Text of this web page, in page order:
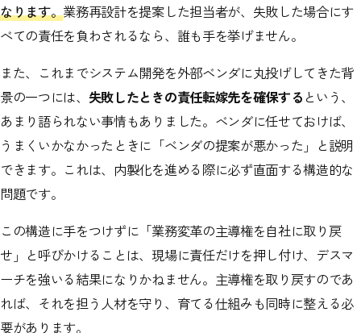
なります。業務再設計を提案した担当者が、失敗した場合にす
べての責任を負わされるなら、誰も手を挙げません。
また、これまでシステム開発を外部ベンダに丸投げしてきた背
景の一つには、 失敗したときの責任転嫁先を確保する という、
あまり語られない事情もありました。ベンダに任せておけば、
うまくいかなかったときに「ベンダの提案が悪かった」と説明
できます。これは、内製化を進める際に必ず直面する構造的な
問題です。
この構造に手をつけずに「業務変革の主導権を自社に取り戻
せ」と呼びかけることは、現場に責任だけを押し付け、デスマ
ーチを強いる結果になりかねません。主導権を取り戻すのであ
れば、それを担う人材を守り、育てる仕組みも同時に整える必
要があります。